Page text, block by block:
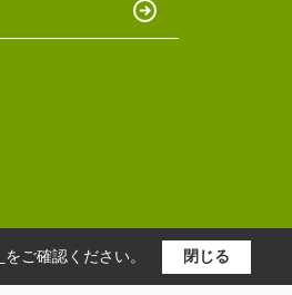
をご確認ください。 閉じる